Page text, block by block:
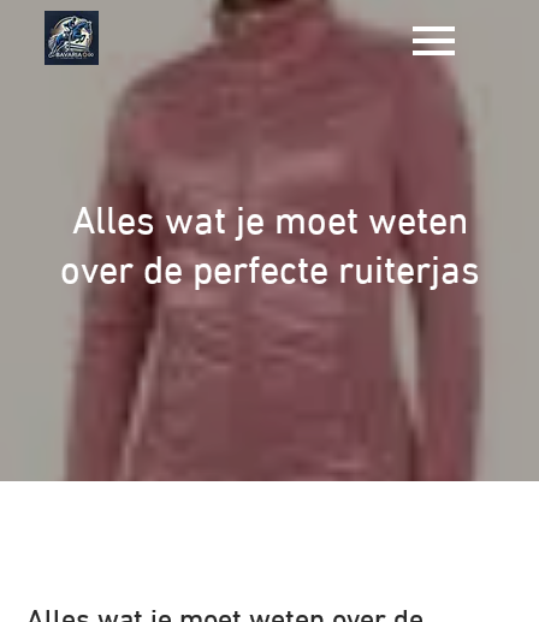
Alles wat je moet weten
over de perfecte ruiterjas